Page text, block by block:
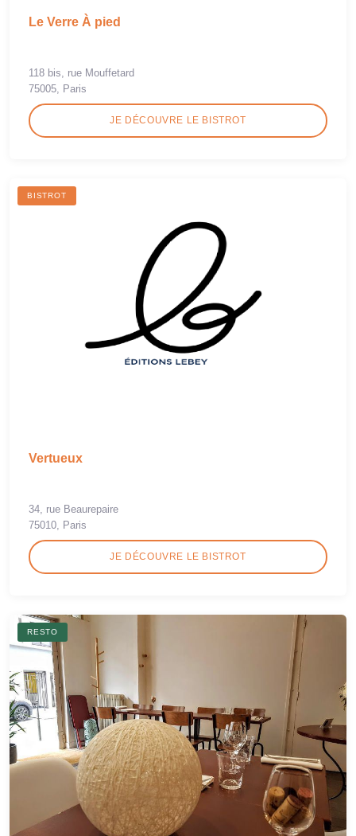
Le Verre À pied
118 bis, rue Mouffetard
75005, Paris
JE DÉCOUVRE LE BISTROT
BISTROT
Vertueux
34, rue Beaurepaire
75010, Paris
JE DÉCOUVRE LE BISTROT
RESTO